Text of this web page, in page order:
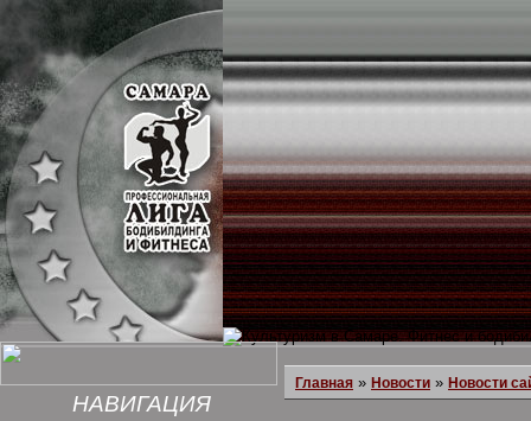
НАВИГАЦИЯ
Главная » Новости » Новости